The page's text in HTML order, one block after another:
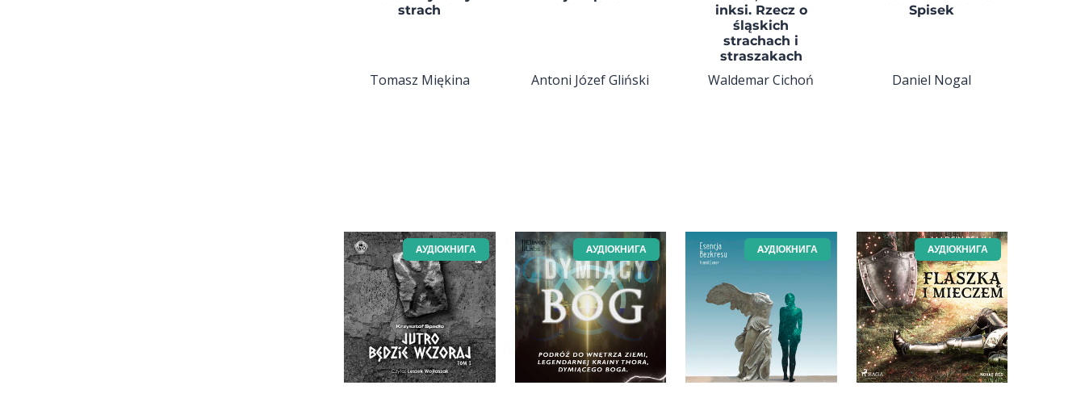
strach
Tomasz Miękina Antoni Józef Gliński
inksi. Rzecz o
śląskich
strachach i
straszakach
Waldemar Cichoń
Spisek
Daniel Nogal
AУДІОКНИГА AУДІОКНИГА AУДІОКНИГА AУДІОКНИГА